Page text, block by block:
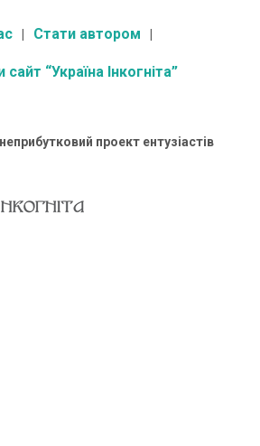
Стати автором
“Україна Інкогніта”
проект ентузіастів